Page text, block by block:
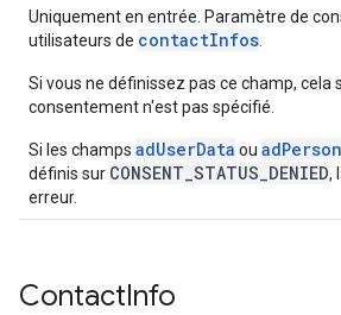
Uniquement en entrée. Paramètre de
utilisateurs de contactInfos
Si vous ne définissez pas ce champ, cela
consentement n'est pas spécifié.
Si les champs adUserData ou
définis sur CONSENT_STATUS_DENIED,
erreur.
ContactInfo